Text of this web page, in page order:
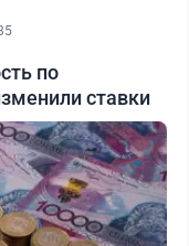
по
ставки